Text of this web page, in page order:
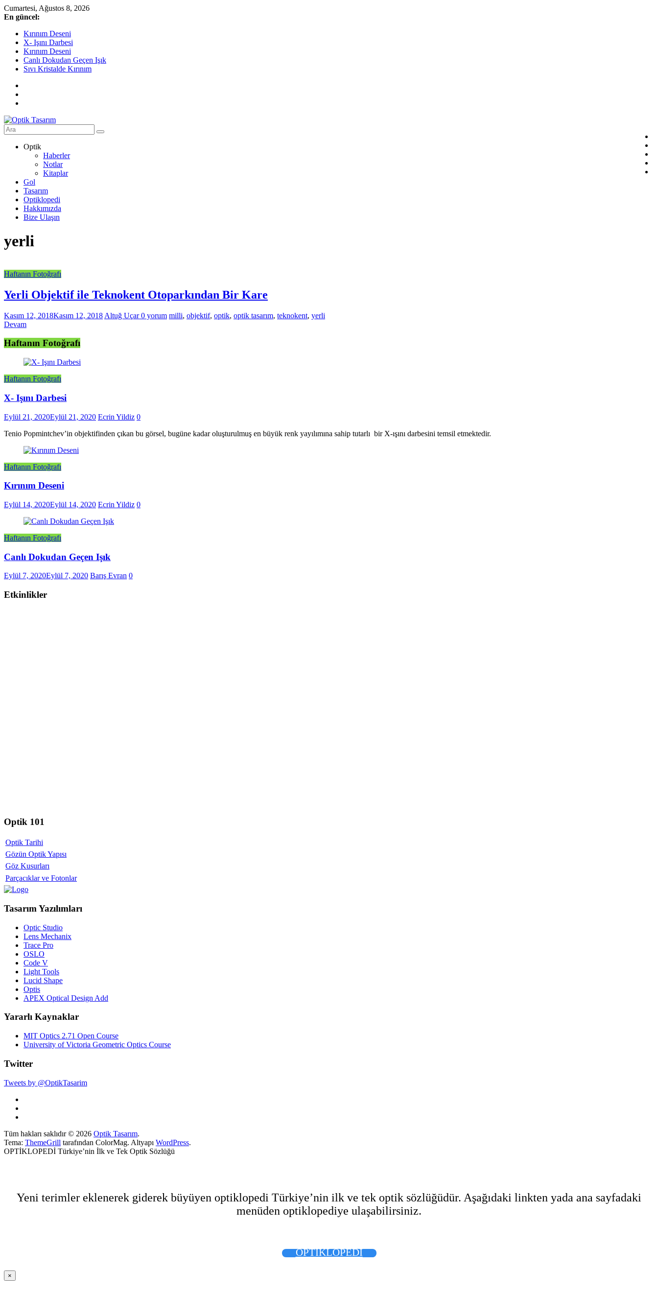
Skip
to
Cumartesi, Ağustos 8, 2026
En güncel:
Kırınım Deseni
X- Işını Darbesi
Kırınım Deseni
Canlı Dokudan Geçen Işık
Sıvı Kristalde Kırınım
Optik
Tasarım
Dair
Optik
Haberler
Notlar
Kitaplar
Gol
Tasarım
Optiklopedi
Hakkımızda
Bize Ulaşın
yerli
Haftanın Fotoğrafı
Yerli Objektif ile Teknokent Otoparkından Bir Kare
Kasım 12, 2018Kasım 12, 2018 Altuğ Uçar0 yorum milli, objektif, optik, optik tasarım, teknokent, yerli
Devam
Haftanın Fotoğrafı
Haftanın Fotoğrafı
X- Işını Darbesi
Eylül 21, 2020Eylül 21, 2020 Ecrin Yildiz 0
Tenio Popmintchev’in objektifinden çıkan bu görsel, bugüne kadar oluşturulmuş en büyük renk yayılımına sahip tutarlı bir X-ışını darbesini temsil etmektedir.
Haftanın Fotoğrafı
Kırınım Deseni
Eylül 14, 2020Eylül 14, 2020 Ecrin Yildiz 0
Haftanın Fotoğrafı
Canlı Dokudan Geçen Işık
Eylül 7, 2020Eylül 7, 2020 Barış Evran 0
Etkinlikler
Optik 101
Optik Tarihi
Gözün Optik Yapısı
Göz Kusurları
Parçacıklar ve Fotonlar
Tasarım Yazılımları
Optic Studio
Lens Mechanix
Trace Pro
OSLO
Code V
Light Tools
Lucid Shape
Optis
APEX Optical Design Add
Yararlı Kaynaklar
MIT Optics 2.71 Open Course
University of Victoria Geometric Optics Course
Twitter
Tweets by @OptikTasarim
Tüm hakları saklıdır © 2026 Optik Tasarım.
Tema: ThemeGrill tarafından ColorMag. Altyapı WordPress.
OPTİKLOPEDİ Türkiye’nin İlk ve Tek Optik Sözlüğü
Yeni terimler eklenerek giderek büyüyen optiklopedi Türkiye’nin ilk ve tek optik sözlüğüdür. Aşağıdaki linkten yada ana sayfadaki
menüden optiklopediye ulaşabilirsiniz.
OPTİKLOPEDİ
×